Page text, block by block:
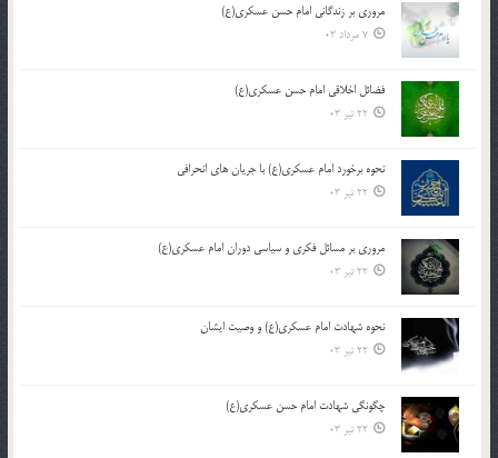
مروری بر زندگانی امام حسن عسکری(ع)
7 مرداد 03
فضائل اخلاقی امام حسن عسکری(ع)
22 تیر 03
نحوه برخورد امام عسکری(ع) با جریان های انحرافی
22 تیر 03
مروری بر مسائل فکری و سیاسی دوران امام عسکری(ع)
22 تیر 03
نحوه شهادت امام عسکری(ع) و وصیت ایشان
22 تیر 03
چگونگی شهادت امام حسن عسکری(ع)
22 تیر 03